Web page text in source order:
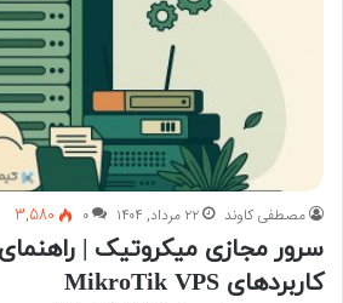
مصطفی کاوند ۲۲ مرداد, ۱۴۰۴ ۰ 3,580
سرور مجازی میکروتیک | راهنمای
کاربردهای MikroTik VPS